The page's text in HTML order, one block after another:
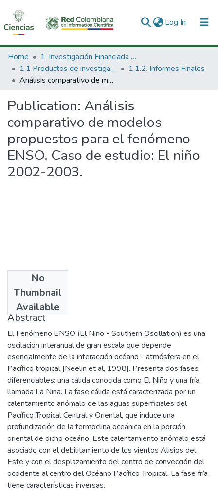
Log In (current)
Communities & Collections
All of DSpace
Home
1. Investigación Financiada con Recursos Públicos
1.1 Productos de investigación
1.1.2. Informes Finales
Análisis comparativo de modelos propuestos para el fenómeno ENSO. Caso de estudio: El niño 2002-2003.
Publication: Análisis
comparativo de modelos
propuestos para el fenómeno
ENSO. Caso de estudio: El niño
2002-2003.
No
Thumbnail
Available
2005-03
Abstract
El Fenómeno ENSO (El Niño - Southern Oscillation) es una
oscilación interanual de gran escala que depende
esencialmente de la interacción océano - atmósfera en el
Pacífico tropical [Neelin et al, 1998]. Presenta dos fases
diferenciables: una cálida conocida como El Niño y una fría
llamada La Niña. La fase cálida está caracterizada por un
calentamiento anómalo de las aguas superficiales del
Pacífico Tropical Central y Oriental, que induce una
profundización de la termoclina oceánica en la porción
oriental de dicho oceáno. Este calentamiento anómalo está
asociado con el debilitamiento de los vientos Alisios del
Este y con el desplazamiento del centro de convección del
occidente al centro del Océano Pacífico Tropical. La fase fría
tiene características inversas.